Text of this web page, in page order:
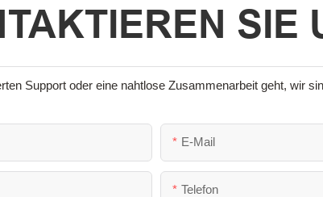
SIE
Support oder eine nahtlose Zusammenarbeit geht, wir
E-Mail
Telefon